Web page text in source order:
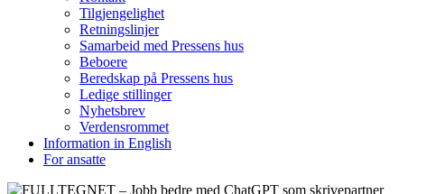
Tilgjengelighet
Retningslinjer
Samarbeid med Pressens hus
Beboere
Beredskap på Pressens hus
Ledige stillinger
Nyhetsbrev
Verdensrommet
Information in English
For ansatte